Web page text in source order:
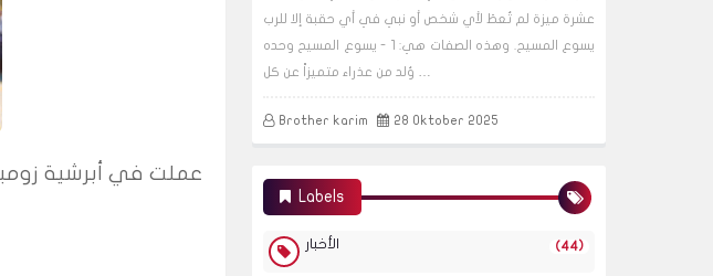
عشرة ميزة لم تُعطَ لأي شخص أو نبي في أي حقبة إلا للرب
يسوع المسيح. وهذه الصفات هي: 1 - يسوع المسيح وحده
Brother karim 28 Oktober 2025
Labels
الأخبار (44)